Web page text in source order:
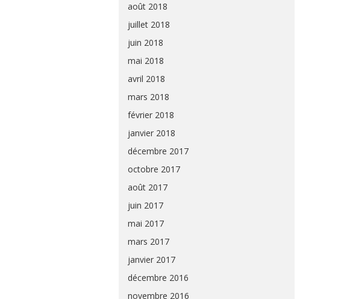
août 2018
juillet 2018
juin 2018
mai 2018
avril 2018
mars 2018
février 2018
janvier 2018
décembre 2017
octobre 2017
août 2017
juin 2017
mai 2017
mars 2017
janvier 2017
décembre 2016
novembre 2016